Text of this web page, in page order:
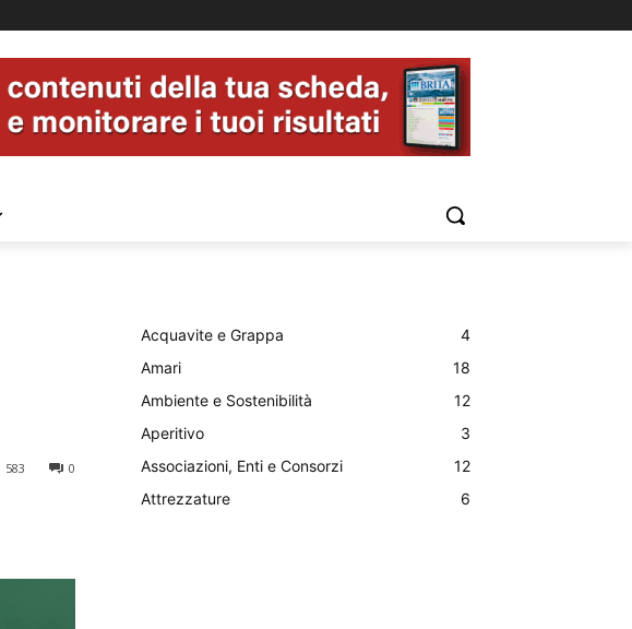
0
583
Acquavite e Grappa
4
Amari
18
Ambiente e Sostenibilità
12
Aperitivo
3
Associazioni, Enti e Consorzi
12
Attrezzature
6